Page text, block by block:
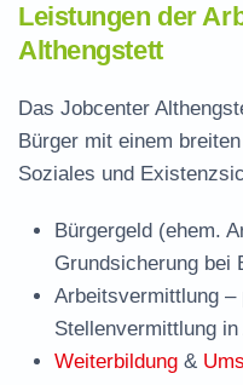
Leistungen der
Althengstett
Das Jobcenter
Bürger mit einem
Soziales und
Bürgergeld (ehem.
Grundsicherung bei
Arbeitsvermittlung –
Stellenvermittlung
Weiterbildung &